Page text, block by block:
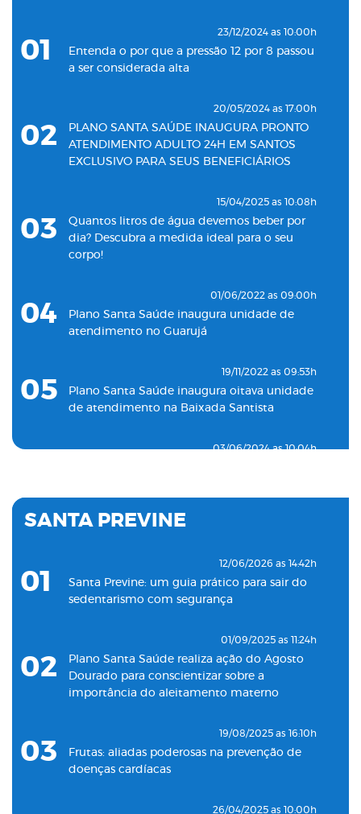
01
23/12/2024 as 10:00h
Entenda o por que a pressão 12 por 8 passou
a ser considerada alta
02
20/05/2024 as 17:00h
PLANO SANTA SAÚDE INAUGURA PRONTO
ATENDIMENTO ADULTO 24H EM SANTOS
EXCLUSIVO PARA SEUS BENEFICIÁRIOS
03
15/04/2025 as 10:08h
Quantos litros de água devemos beber por
dia? Descubra a medida ideal para o seu
corpo!
04
01/06/2022 as 09:00h
Plano Santa Saúde inaugura unidade de
atendimento no Guarujá
05
19/11/2022 as 09:53h
Plano Santa Saúde inaugura oitava unidade
de atendimento na Baixada Santista
03/06/2024 as 10:04h
Clínica Santa Saúde inaugurará unidade no
município de Guarujá
Santa Saúde Consultas inaugura nova
unidade de coleta laboratorial em conjunto
com o Plano Santa Casa Saúde
SANTA PREVINE
01
12/06/2026 as 14:42h
Santa Previne: um guia prático para sair do
sedentarismo com segurança
02
01/09/2025 as 11:24h
Plano Santa Saúde realiza ação do Agosto
Dourado para conscientizar sobre a
importância do aleitamento materno
03
19/08/2025 as 16:10h
Frutas: aliadas poderosas na prevenção de
doenças cardíacas
26/04/2025 as 10:00h